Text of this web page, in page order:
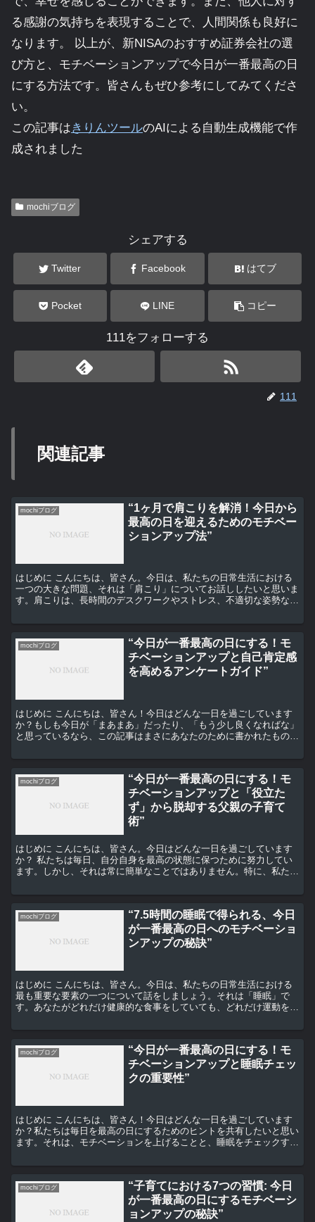
る感謝の気持ちを表現することで、人間関係も良好に
なります。 以上が、新NISAのおすすめ証券会社の選
び方と、モチベーションアップで今日が一番最高の日
にする方法です。皆さんもぜひ参考にしてみてくださ
い。
この記事はきりんツールのAIによる自動生成機能で作
成されました
mochiブログ
シェアする
Twitter Facebook はてブ
Pocket LINE コピー
111をフォローする
111
関連記事
mochiブログ
“1ヶ月で肩こりを解消！今日から
最高の日を迎えるためのモチベー
ションアップ法”
はじめに こんにちは、皆さん。今日は、私たちの日常生活における
一つの大きな問題、それは「肩こり」についてお話ししたいと思いま
す。肩こりは、長時間のデスクワークやストレス、不適切な姿勢な
mochiブログ
“今日が一番最高の日にする！モ
チベーションアップと自己肯定感
を高めるアンケートガイド”
はじめに こんにちは、皆さん！今日はどんな一日を過ごしています
か？もしも今日が「まあまあ」だったり、「もう少し良くなればな」
と思っているなら、この記事はまさにあなたのために書かれたもので
mochiブログ
“今日が一番最高の日にする！モ
チベーションアップと「役立た
ず」から脱却する父親の子育て
術”
はじめに こんにちは、皆さん。今日はどんな一日を過ごしています
か？ 私たちは毎日、自分自身を最高の状態に保つために努力してい
ます。しかし、それは常に簡単なことではありません。特に、私たち
mochiブログ
“7.5時間の睡眠で得られる、今日
が一番最高の日へのモチベーショ
ンアップの秘訣”
はじめに こんにちは、皆さん。今日は、私たちの日常生活における
最も重要な要素の一つについて話をしましょう。それは「睡眠」で
す。あなたがどれだけ健康的な食事をしていても、どれだけ運動をし
mochiブログ
“今日が一番最高の日にする！モ
チベーションアップと睡眠チェッ
クの重要性”
はじめに こんにちは、皆さん！今日はどんな一日を過ごしています
か？私たちは毎日を最高の日にするためのヒントを共有したいと思い
ます。それは、モチベーションを上げることと、睡眠をチェックする
mochiブログ
“子育てにおける7つの習慣: 今日
が一番最高の日にするモチベーシ
ョンアップの秘訣”